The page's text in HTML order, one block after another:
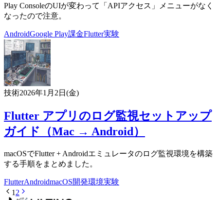
Play ConsoleのUIが変わって「APIアクセス」メニューがなく
なったので注意。
AndroidGoogle Play課金Flutter実験
技術2026年1月2日(金)
Flutter アプリのログ監視セットアップ
ガイド（Mac → Android）
macOSでFlutter + Androidエミュレータのログ監視環境を構築
する手順をまとめました。
FlutterAndroidmacOS開発環境実験
1 2